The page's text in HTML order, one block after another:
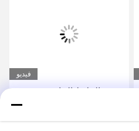
فيديو
مصنع الملاط الجاف
لاصق البلاط والجص